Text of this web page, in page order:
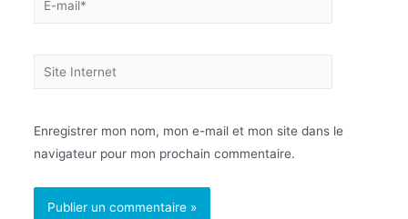
Enregistrer mon nom, mon e-mail et mon site dans le
navigateur pour mon prochain commentaire.